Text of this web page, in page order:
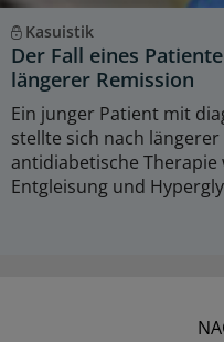
Kasuistik
Der Fall eines
längerer Remission
Ein junger Patient mit
stellte sich nach
antidiabetische
Entgleisung und